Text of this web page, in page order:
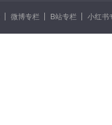
微博专栏 B站专栏 小红书